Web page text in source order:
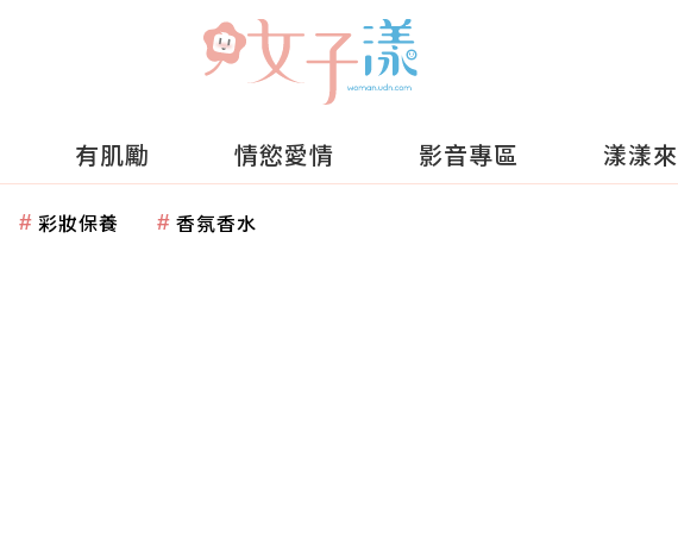
有肌勵 情慾愛情 影音專區 漾漾
彩妝保養 香氛香水